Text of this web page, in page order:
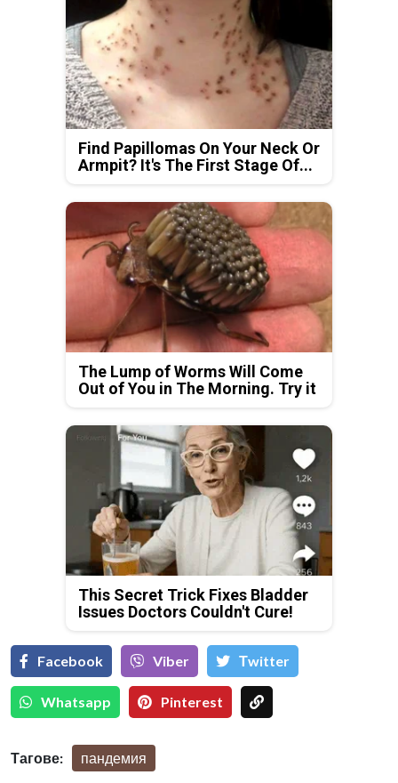
Find Papillomas On Your Neck Or
Armpit? It's The First Stage Of...
The Lump of Worms Will Come
Out of You in The Morning. Try it
This Secret Trick Fixes Bladder
Issues Doctors Couldn't Cure!
Facebook Viber Тwitter
Whatsapp Pinterest
Тагове: пандемия